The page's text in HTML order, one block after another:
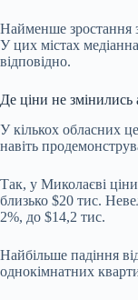
Найменше зростання
У цих містах
відповідно.
Де ціни не змінились
У кількох обласних
навіть
Так, у Миколаєві
близько $20 тис.
2%, до $14,2 тис.
Найбільше падіння
однокімнатних